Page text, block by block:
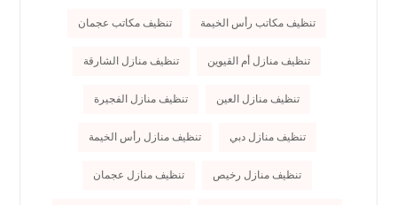
تنظيف مكاتب رأس الخيمة تنظيف مكاتب عجمان
تنظيف منازل أم القيوين تنظيف منازل الشارقة
تنظيف منازل العين تنظيف منازل الفجيرة
تنظيف منازل دبي تنظيف منازل رأس الخيمة
تنظيف منازل رخيص تنظيف منازل عجمان